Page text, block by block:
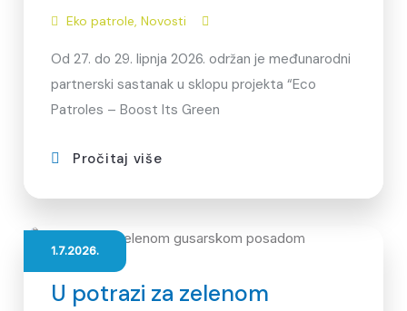
Eko patrole,Novosti
Od 27. do 29. lipnja 2026. održan je međunarodni
partnerski sastanak u sklopu projekta “Eco
Patroles – Boost Its Green
Pročitaj više
1.7.2026.
U potrazi za zelenom